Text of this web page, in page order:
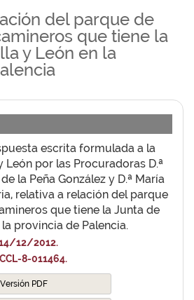
del parque de
que tiene la
y León en la
escrita formulada a la
León por las Procuradoras D.ª
la Peña González y D.ª María
relativa a relación del parque
que tiene la Junta de
provincia de Palencia.
14/12/2012.
8-011464.
Versión PDF